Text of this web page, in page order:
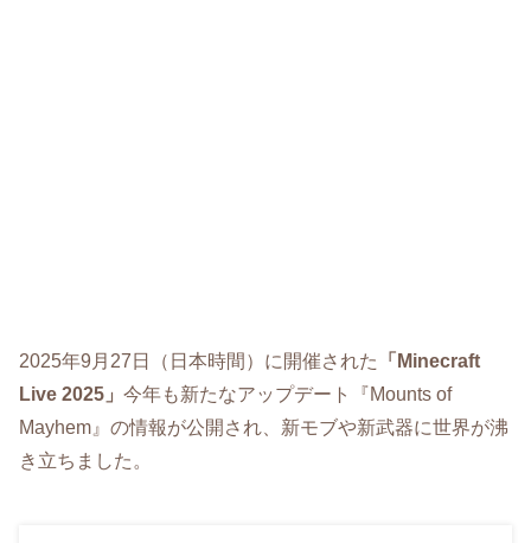
2025年9月27日（日本時間）に開催された
「Minecraft
Live 2025」 今年も新たなアップデート『Mounts of
Mayhem』の情報が公開され、新モブや新武器に世界が沸
き立ちました。